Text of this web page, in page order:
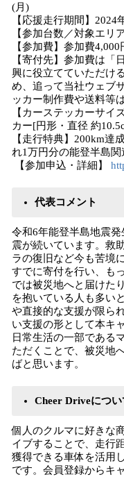
(月)
【応援走行期間】
【参加台数／対象エリ
【参加費】参加費4,000
【寄付先】参加費は「
興に役立てていただけ
め、追って当社ウェブ
ッカー制作費や送料等
【カーステッカーサイ
カー[円形・直径 約
【走行特典】200km達
れ1万円分の能登半島関
【参加申込・詳細】
代表コメント
令和6年能登半島地震
震が続いています。救
ラの復旧など今も苦境
すでに寄付を行い、も
では被災地へと届けた
を抱いている人も多い
や直接的な支援が限ら
い支援の形として本キ
日常生活の一部である
ただくことで、被災地
ばと思います。
Cheer Driveについ
個人のクルマに好きな
イブすることで、走行
獲得できる車体を活用
です。会員登録からキ